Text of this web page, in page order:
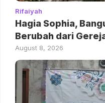
Rifaiyah
Hagia Sophia,
Berubah dari
August 8, 2026